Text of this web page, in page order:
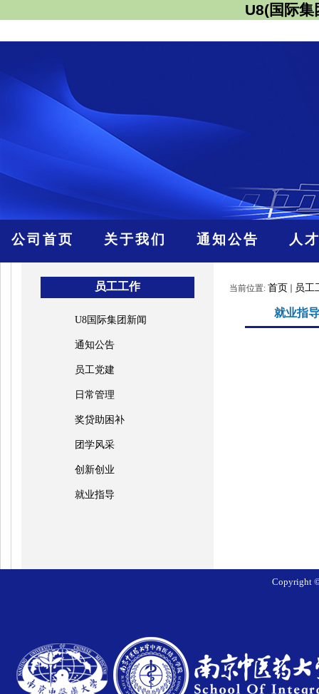
U8(国际集
公司首页 关于我们 通知公告 人
员工工作
U8国际集团新闻
通知公告
员工党建
日常管理
奖贷助困补
团学风采
创新创业
就业指导
当前位置: 首页 员工
就业指导
Copyright